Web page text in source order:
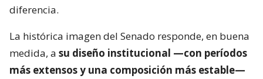
diferencia.
La histórica imagen del Senado responde, en buena
medida, a su diseño institucional —con períodos
más extensos y una composición más estable—